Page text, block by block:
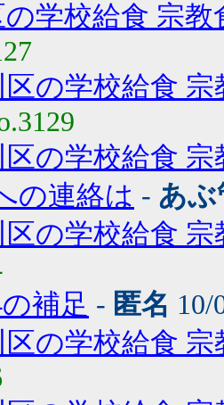
学校給食 宗教
区の学校給食
区の学校給食
の連絡は - あぶ
区の学校給食
補足 - 匿名 10/
区の学校給食